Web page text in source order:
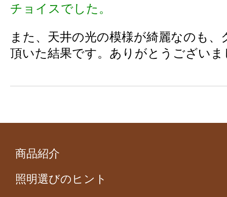
チョイスでした。
また、天井の光の模様が綺麗なのも、
頂いた結果です。ありがとうございま
商品紹介
照明選びのヒント